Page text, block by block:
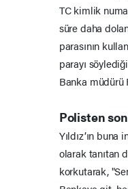
TC kimlik
süre daha
parasının
parayı
Banka müdürü
Polisten
Yıldız’ın
olarak tanıtan
korkutarak,